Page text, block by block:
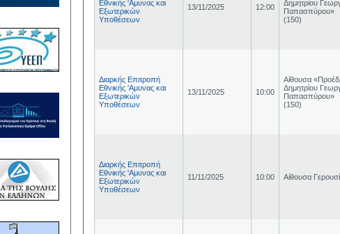
Εθνικής 'Αμυνας και
Εξωτερικών
Υποθέσεων
13/11/2025 12:00
Δημητρίου
Παπασπύρου»
(150)
Διαρκής Επιτροπή
Εθνικής 'Αμυνας και
Εξωτερικών
Υποθέσεων
13/11/2025 10:00
Αίθουσα
Δημητρίου
Παπασπύρου»
(150)
Διαρκής Επιτροπή
Εθνικής 'Αμυνας και
Εξωτερικών
Υποθέσεων
11/11/2025 10:00 Αίθουσα